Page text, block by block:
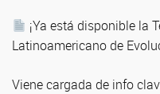
¡Ya está disponible la
Latinoamericano de
Viene cargada de info